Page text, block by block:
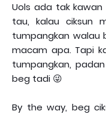
Uols ada tak
tau, kalau ciksun
tumpangkan walau
macam apa. Tapi
tumpangkan,
beg tadi 😜
By the way, beg